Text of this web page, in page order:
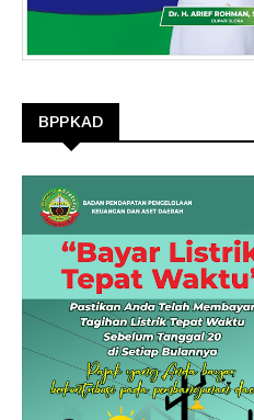
BPPKAD